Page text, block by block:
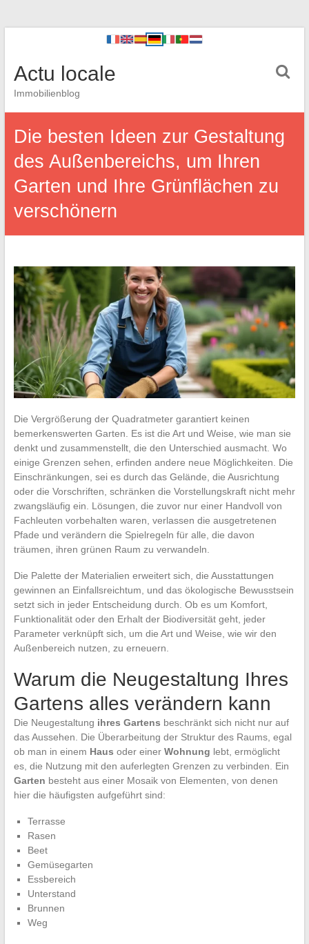
Actu locale
Immobilienblog
Die besten Ideen zur Gestaltung
des Außenbereichs, um Ihren
Garten und Ihre Grünflächen zu
verschönern
Die Vergrößerung der Quadratmeter garantiert keinen
bemerkenswerten Garten. Es ist die Art und Weise, wie man sie
denkt und zusammenstellt, die den Unterschied ausmacht. Wo
einige Grenzen sehen, erfinden andere neue Möglichkeiten. Die
Einschränkungen, sei es durch das Gelände, die Ausrichtung
oder die Vorschriften, schränken die Vorstellungskraft nicht mehr
zwangsläufig ein. Lösungen, die zuvor nur einer Handvoll von
Fachleuten vorbehalten waren, verlassen die ausgetretenen
Pfade und verändern die Spielregeln für alle, die davon
träumen, ihren grünen Raum zu verwandeln.
Die Palette der Materialien erweitert sich, die Ausstattungen
gewinnen an Einfallsreichtum, und das ökologische Bewusstsein
setzt sich in jeder Entscheidung durch. Ob es um Komfort,
Funktionalität oder den Erhalt der Biodiversität geht, jeder
Parameter verknüpft sich, um die Art und Weise, wie wir den
Außenbereich nutzen, zu erneuern.
Warum die Neugestaltung Ihres
Gartens alles verändern kann
Die Neugestaltung ihres Gartens beschränkt sich nicht nur auf
das Aussehen. Die Überarbeitung der Struktur des Raums, egal
ob man in einem Haus oder einer Wohnung lebt, ermöglicht
es, die Nutzung mit den auferlegten Grenzen zu verbinden. Ein
Garten besteht aus einer Mosaik von Elementen, von denen
hier die häufigsten aufgeführt sind:
Terrasse
Rasen
Beet
Gemüsegarten
Essbereich
Unterstand
Brunnen
Weg